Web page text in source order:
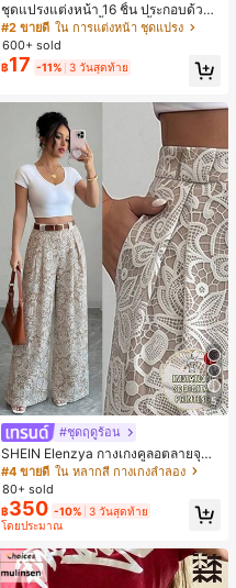
ชุดแปรงแต่งหน้า 16 ชิ้น ประกอบด้วยแ
ปรงแต่งหน้า 13 ชิ้น, ฟองน้ำแต่งหน้ารู
ปหยดน้ำ 1 ชิ้น, แปรงแป้งรองพื้นกลม 1
ชิ้น และฟองน้ำแต่งหน้ารูปสามเหลี่ยม
1 ชิ้น - ชุดคลาสสิก ทำจากขนสังเคราะ
หญิงและเด็กผู้หญิง เหมาะสำหรับฤดูใบ
ไม้ร่วงและฤดูหนาว
#2 ขายดี ใน การแต่งหน้า ชุดแปรง
600+ sold
฿17 -11% 3 วันสุดท้าย
5
#ชุดฤดูร้อน
SHEIN Elenzya กางเกงคูลอตลายจุดเ
อวสูงแบบใหม่สำหรับฤดูใบไม้ผลิ/ฤดูร้อ
น, สไตล์หรูหราเหมาะสำหรับใส่ในชีวิต
ประจำวันและทำงาน, ให้ความรู้สึกวินเ
ทจสำหรับฤดูรับปริญญา, เทศกาลดนตร
ี, การแข่งม้าดาร์บี้, วันประกาศอิสรภาพ
#4 ขายดี ใน หลากสี กางเกงลำลอง
80+ sold
฿350 -10% 3 วันสุดท้าย
โดยประมาณ